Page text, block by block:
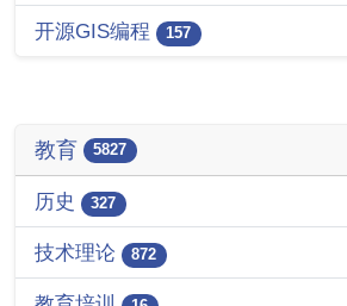
开源GIS编程 157
教育 5827
历史 327
技术理论 872